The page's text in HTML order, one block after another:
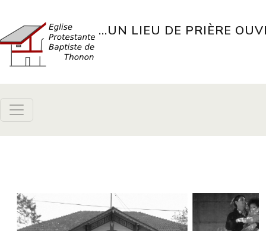
...UN LIEU DE PRIÈRE